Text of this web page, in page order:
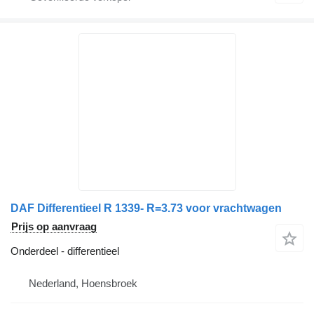
DAF Differentieel R 1339- R=3.73 voor vrachtwagen
Prijs op aanvraag
Onderdeel - differentieel
Nederland, Hoensbroek